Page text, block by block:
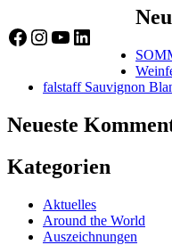
Facebook
Instagram
YouTube
LinkedIn
falstaff Sauvignon
Neueste
Kategorien
Aktuelles
Around the World
Auszeichnungen